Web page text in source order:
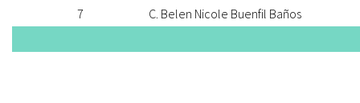
7
C. Belen Nicole Buenfil Baños